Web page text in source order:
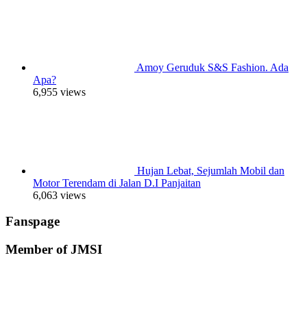
Amoy Geruduk S&S Fashion. Ada
Apa?
6,955 views
Hujan Lebat, Sejumlah Mobil dan
Motor Terendam di Jalan D.I Panjaitan
6,063 views
Fanspage
Member of JMSI